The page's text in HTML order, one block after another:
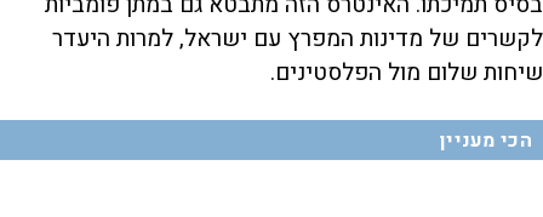
לקשרים של מדינות המפרץ עם ישראל, למרות היעדר
שיחות שלום מול הפלסטינים.
הכי מעניין